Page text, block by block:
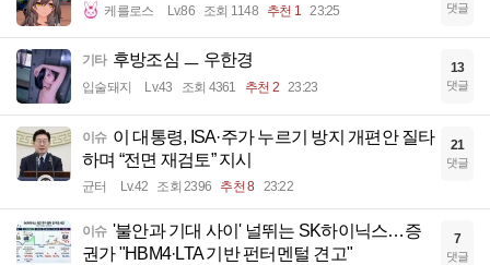
케를로스 Lv.86 조회 1148 추천 1 23:25 댓글
기타 후방조심 ㅡ 우한경
입술돼지 Lv.43 조회 4361 추천 2 23:23
13
댓글
이슈 이 대통령, ISA·주가 누르기 방지 개편안 질타
하며 “전면 재검토” 지시
균터 Lv.42 조회 2396 추천 8 23:22
21
댓글
이슈 '불안과 기대 사이' 널뛰는 SK하이닉스…증
권가 "HBM4·LTA 기반 펀터멘털 견고"
7
댓글